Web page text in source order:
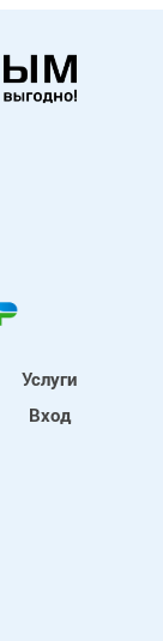
Услуги
Вход